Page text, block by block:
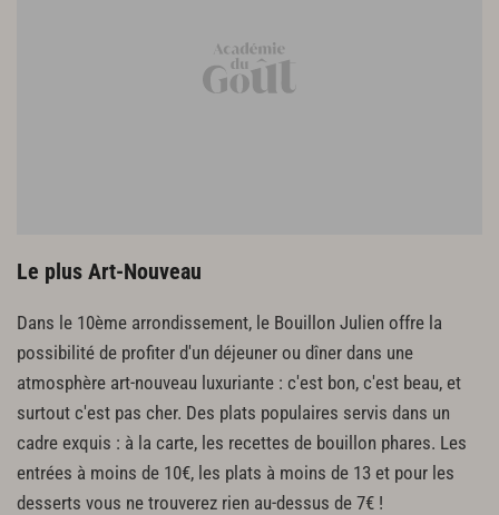
Le plus Art-Nouveau
Dans le 10ème arrondissement, le Bouillon Julien offre la
possibilité de profiter d'un déjeuner ou dîner dans une
atmosphère art-nouveau luxuriante : c'est bon, c'est beau, et
surtout c'est pas cher. Des plats populaires servis dans un
cadre exquis : à la carte, les recettes de bouillon phares. Les
entrées à moins de 10€, les plats à moins de 13 et pour les
desserts vous ne trouverez rien au-dessus de 7€ !